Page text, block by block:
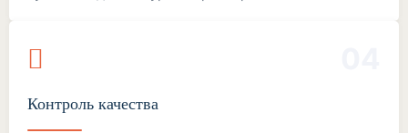
Контроль качества